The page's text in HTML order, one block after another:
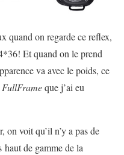
quand on regarde ce reflex,
Et quand on le prend
va avec le poids, ce
FullFrameque j’ai eu
on voit qu’il n’y a pas de
de gamme de la